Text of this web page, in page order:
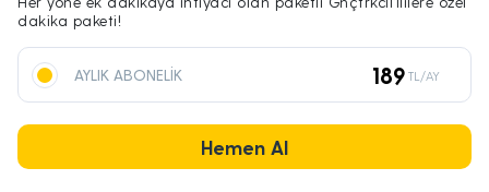
dakika paketi!
AYLIK ABONELİK 189 TL/AY
Hemen Al